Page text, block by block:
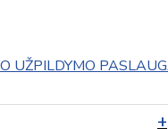
UŽPILDYMO